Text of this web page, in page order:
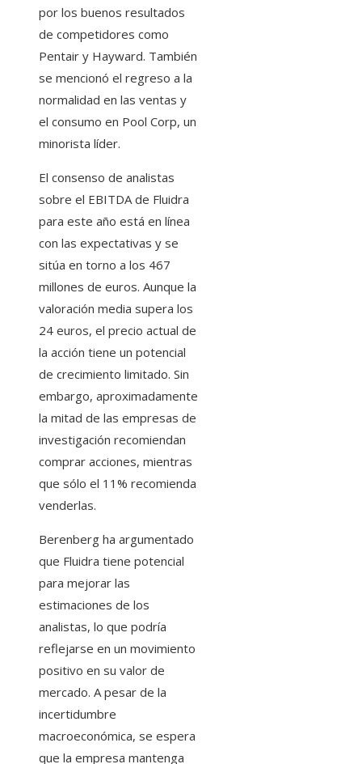
por los buenos resultados
de competidores como
Pentair y Hayward. También
se mencionó el regreso a la
normalidad en las ventas y
el consumo en Pool Corp, un
minorista líder.
El consenso de analistas
sobre el EBITDA de Fluidra
para este año está en línea
con las expectativas y se
sitúa en torno a los 467
millones de euros. Aunque la
valoración media supera los
24 euros, el precio actual de
la acción tiene un potencial
de crecimiento limitado. Sin
embargo, aproximadamente
la mitad de las empresas de
investigación recomiendan
comprar acciones, mientras
que sólo el 11% recomienda
venderlas.
Berenberg ha argumentado
que Fluidra tiene potencial
para mejorar las
estimaciones de los
analistas, lo que podría
reflejarse en un movimiento
positivo en su valor de
mercado. A pesar de la
incertidumbre
macroeconómica, se espera
que la empresa mantenga